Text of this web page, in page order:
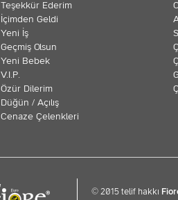
Teşekkür Ederim
İçimden Geldi
Yeni İş
Geçmiş Olsun
Yeni Bebek
V.I.P.
Özür Dilerim
Düğün / Açılış
Cenaze Çelenkleri
© 2015 telif hakkı